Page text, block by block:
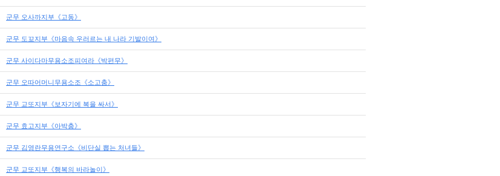
군무 오사까지부《고동》
군무 도꾜지부《마음속 우러르는 내 나라 기발이여》
군무 사이다마무용소조피여라《박편무》
군무 오따어머니무용소조《소고춤》
군무 교또지부《보자기에 복을 싸서》
군무 효고지부《아박춤》
군무 김영란무용연구소《비단실 뽑는 처녀들》
군무 교또지부《행복의 바라놀이》